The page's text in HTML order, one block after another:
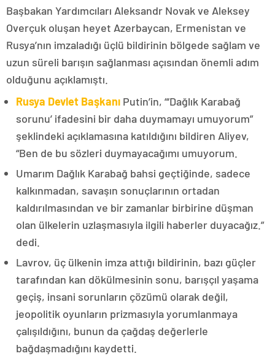
Başbakan Yardımcıları Aleksandr Novak ve Aleksey
Overçuk oluşan heyet Azerbaycan, Ermenistan ve
Rusya’nın imzaladığı üçlü bildirinin bölgede sağlam ve
uzun süreli barışın sağlanması açısından önemli adım
olduğunu açıklamıştı.
Rusya Devlet Başkanı Putin’in, “‘Dağlık Karabağ
sorunu’ ifadesini bir daha duymamayı umuyorum”
şeklindeki açıklamasına katıldığını bildiren Aliyev,
“Ben de bu sözleri duymayacağımı umuyorum.
Umarım Dağlık Karabağ bahsi geçtiğinde, sadece
kalkınmadan, savaşın sonuçlarının ortadan
kaldırılmasından ve bir zamanlar birbirine düşman
olan ülkelerin uzlaşmasıyla ilgili haberler duyacağız.”
dedi.
Lavrov, üç ülkenin imza attığı bildirinin, bazı güçler
tarafından kan dökülmesinin sonu, barışçıl yaşama
geçiş, insani sorunların çözümü olarak değil,
jeopolitik oyunların prizmasıyla yorumlanmaya
çalışıldığını, bunun da çağdaş değerlerle
bağdaşmadığını kaydetti.